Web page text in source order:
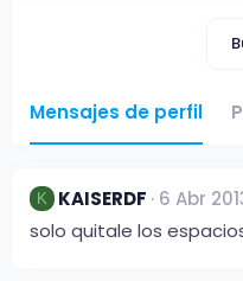
Mensajes de perfil
K KAISERDF 6 Abr
solo quitale los